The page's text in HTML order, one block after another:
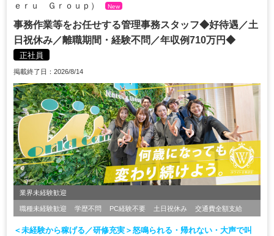
ｅｒｕ Ｇｒｏｕｐ）
New
事務作業等をお任せする管理事務スタッフ◆好待遇／土
日祝休み／離職期間・経験不問／年収例710万円◆
正社員
掲載終了日：2026/8/14
業界未経験歓迎
職種未経験歓迎 学歴不問 PC経験不要 土日祝休み 交通費全額支給
＜未経験から稼げる／研修充実＞怒鳴られる・帰れない・大声で叫